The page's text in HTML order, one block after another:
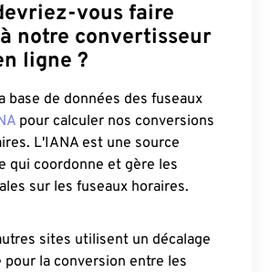
vous faire
notre convertisseur
ligne ?
base de données des fuseaux
pour calculer nos conversions
L'IANA est une source
qui coordonne et gère les
sur les fuseaux horaires.
sites utilisent un décalage
la conversion entre les